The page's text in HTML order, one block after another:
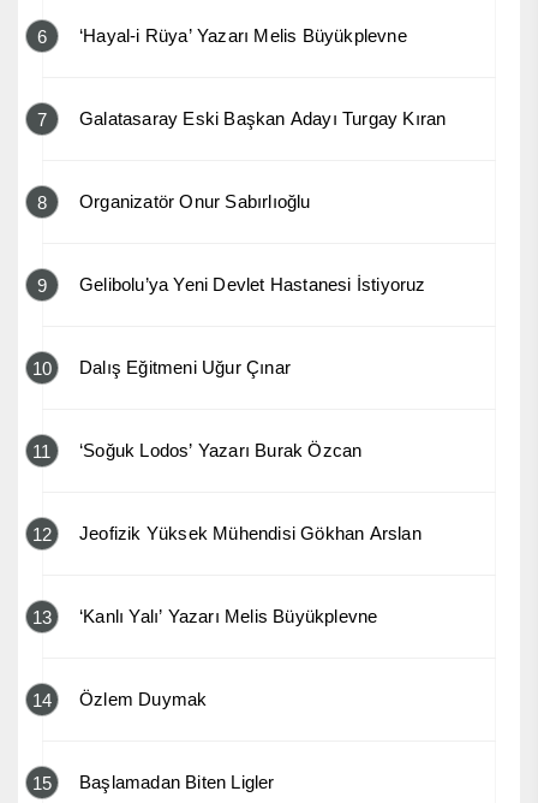
6 ‘Hayal-i Rüya’ Yazarı Melis Büyükplevne
7 Galatasaray Eski Başkan Adayı Turgay Kıran
8 Organizatör Onur Sabırlıoğlu
9 Gelibolu’ya Yeni Devlet Hastanesi İstiyoruz
10 Dalış Eğitmeni Uğur Çınar
11 ‘Soğuk Lodos’ Yazarı Burak Özcan
12 Jeofizik Yüksek Mühendisi Gökhan Arslan
13 ‘Kanlı Yalı’ Yazarı Melis Büyükplevne
14 Özlem Duymak
15 Başlamadan Biten Ligler